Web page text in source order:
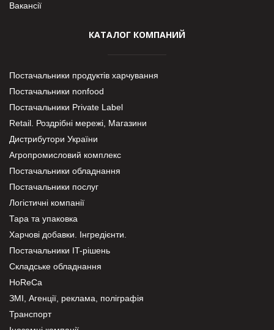
Вакансії
КАТАЛОГ КОМПАНИЙ
Постачальники продуктів харчування
Постачальники nonfood
Постачальники Private Label
Retail. Роздрібні мережі, Магазини
Дистрибутори України
Агропромисловий комплекс
Постачальники обладнання
Постачальники послуг
Логістичні компанії
Тара та упаковка
Харчові добавки. Інгредієнти.
Постачальники IT-рішень
Складське обладнання
HoReCa
ЗМІ, Агенції, реклама, поліграфія
Транспорт